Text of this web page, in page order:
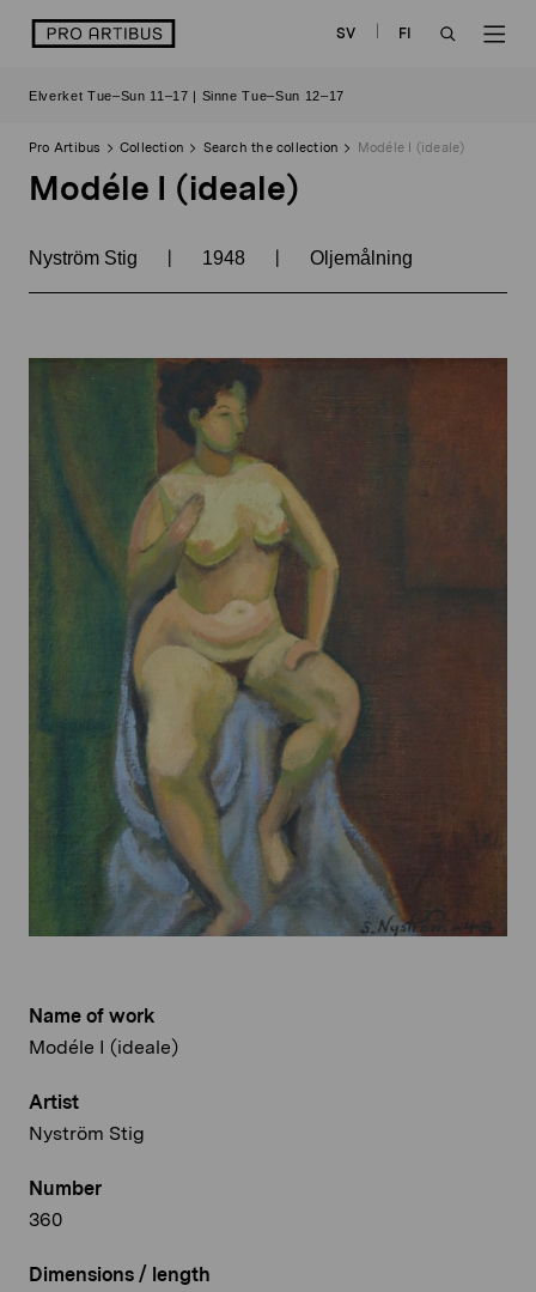
logo SV
FI
Elverket Tue–Sun 11–17 | Sinne Tue–Sun 12–17
Pro Artibus Collection Search the collection Modéle I (ideale)
Modéle I (ideale)
Nyström Stig | 1948 | Oljemålning
Name of work
Modéle I (ideale)
Artist
Nyström Stig
Number
360
Dimensions / length